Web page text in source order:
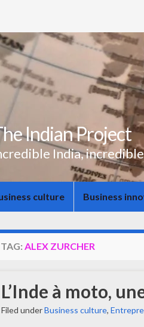
Indian Project
India,
culture Business
TAG: ALEX ZURCHER
L’Inde à moto,
Filed underBusiness culture,